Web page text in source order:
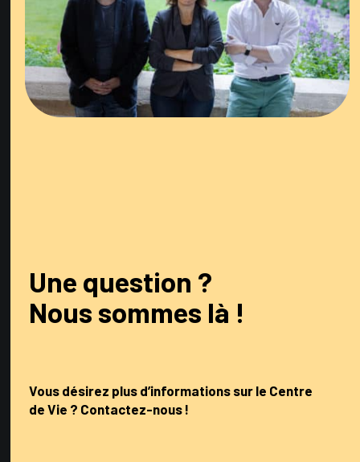
Une question ?
Nous sommes là !
Vous désirez plus d’informations sur le Centre
de Vie ? Contactez-nous !